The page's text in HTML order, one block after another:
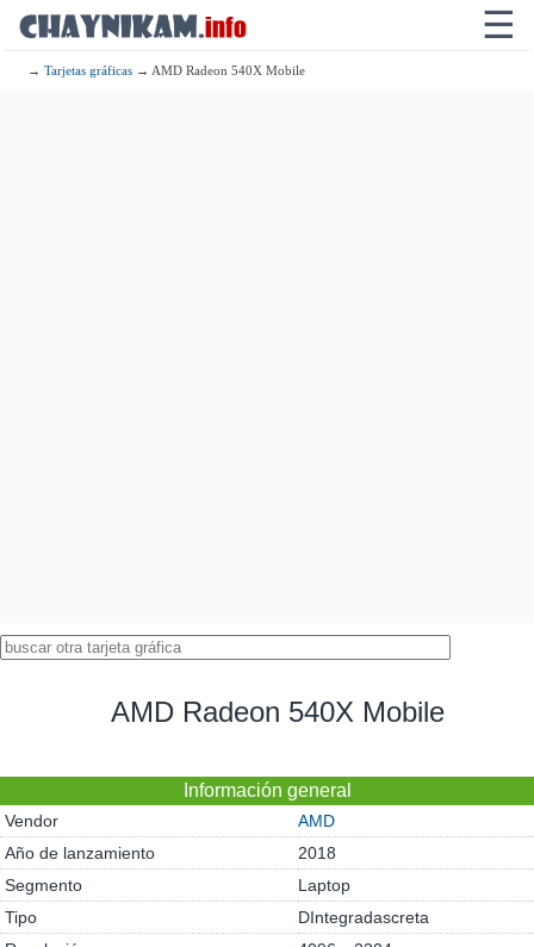
☰
→Tarjetas gráficas → AMD Radeon 540X Mobile
AMD Radeon 540X Mobile
Información general
Vendor
AMD
Año de lanzamiento
2018
Segmento
Laptop
Tipo
DIntegradascreta